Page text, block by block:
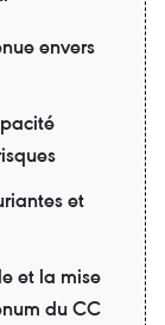
envers
et
et la mise
du CC